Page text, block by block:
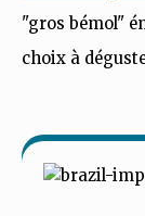
"gros bémol"
choix à